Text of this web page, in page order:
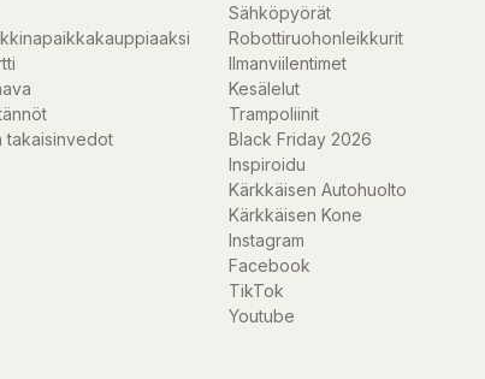
fall kan dosen
effekt
takaisinvedot
Sähköpyörät
Robottiruohonleikkurit
Ilmanviilentimet
Kesälelut
Trampoliinit
Black Friday 2026
Inspiroidu
Kärkkäisen Autohuolto
Kärkkäisen Kone
Instagram
Facebook
TikTok
Youtube